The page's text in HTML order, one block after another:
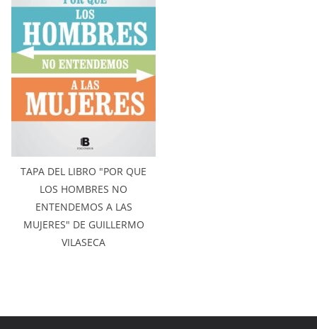
TAPA DEL LIBRO "POR QUE
LOS HOMBRES NO
ENTENDEMOS A LAS
MUJERES" DE GUILLERMO
VILASECA